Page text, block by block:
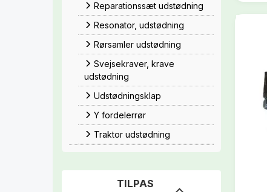
Reparationssæt udstødning
Resonator, udstødning
Rørsamler udstødning
Svejsekraver, krave
udstødning
Udstødningsklap
Y fordelerrør
Traktor udstødning
TILPAS